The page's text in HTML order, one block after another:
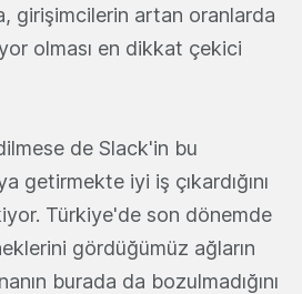
girişimcilerin artan oranlarda
olması en dikkat çekici
de Slack'in bu
getirmekte iyi iş çıkardığını
Türkiye'de son dönemde
gördüğümüz ağların
burada da bozulmadığını